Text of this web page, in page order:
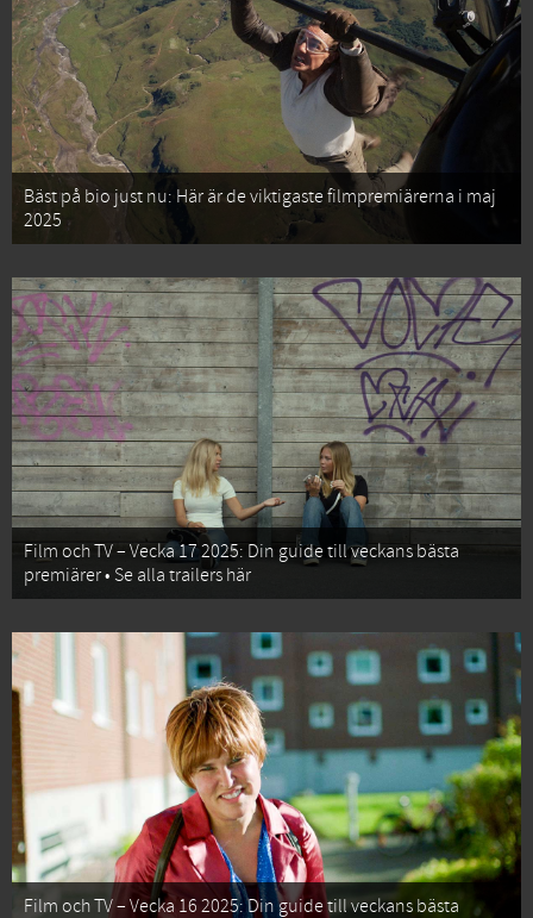
Bäst på bio just nu: Här är de viktigaste filmpremiärerna i maj
2025
Film och TV – Vecka 17 2025: Din guide till veckans bästa
premiärer • Se alla trailers här
Film och TV – Vecka 16 2025: Din guide till veckans bästa